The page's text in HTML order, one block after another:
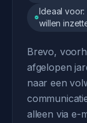
Ideaal
willen
Brevo,
afgelopen
naar een
alleen via e-